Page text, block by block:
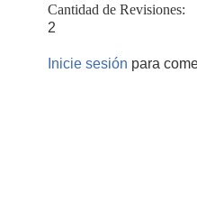
Cantidad de Revisiones:
2
Inicie sesión para